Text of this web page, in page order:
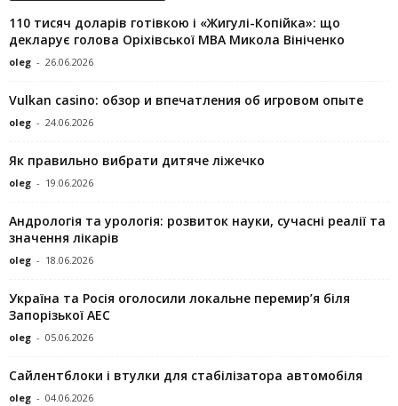
110 тисяч доларів готівкою і «Жигулі-Копійка»: що
декларує голова Оріхівської МВА Микола Вініченко
oleg - 26.06.2026
Vulkan casino: обзор и впечатления об игровом опыте
oleg - 24.06.2026
Як правильно вибрати дитяче ліжечко
oleg - 19.06.2026
Андрологія та урологія: розвиток науки, сучасні реалії та
значення лікарів
oleg - 18.06.2026
Україна та Росія оголосили локальне перемир’я біля
Запорізької АЕС
oleg - 05.06.2026
Сайлентблоки і втулки для стабілізатора автомобіля
oleg - 04.06.2026